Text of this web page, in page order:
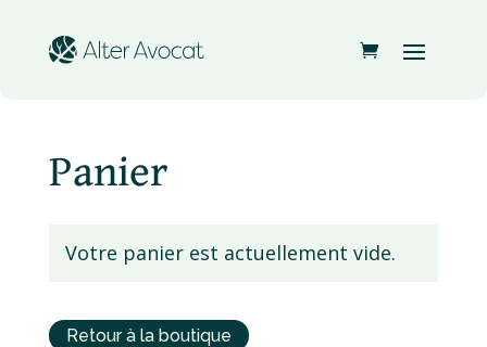
Panier
Votre panier est actuellement vide.
Retour à la boutique